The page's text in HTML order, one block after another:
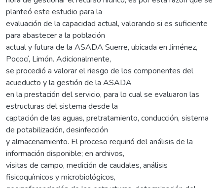
planteó este estudio para la
evaluación de la capacidad actual, valorando si es suficiente
para abastecer a la población
actual y futura de la ASADA Suerre, ubicada en Jiménez,
Pococí, Limón. Adicionalmente,
se procedió a valorar el riesgo de los componentes del
acueducto y la gestión de la ASADA
en la prestación del servicio, para lo cual se evaluaron las
estructuras del sistema desde la
captación de las aguas, pretratamiento, conducción, sistema
de potabilización, desinfección
y almacenamiento. El proceso requirió del análisis de la
información disponible; en archivos,
visitas de campo, medición de caudales, análisis
fisicoquímicos y microbiológicos,